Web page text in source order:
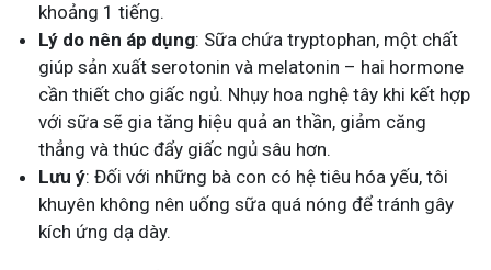
khoảng 1 tiếng.
Lý do nên áp dụng: Sữa chứa tryptophan, một chất
giúp sản xuất serotonin và melatonin – hai hormone
cần thiết cho giấc ngủ. Nhụy hoa nghệ tây khi kết hợp
với sữa sẽ gia tăng hiệu quả an thần, giảm căng
thẳng và thúc đẩy giấc ngủ sâu hơn.
Lưu ý: Đối với những bà con có hệ tiêu hóa yếu, tôi
khuyên không nên uống sữa quá nóng để tránh gây
kích ứng dạ dày.